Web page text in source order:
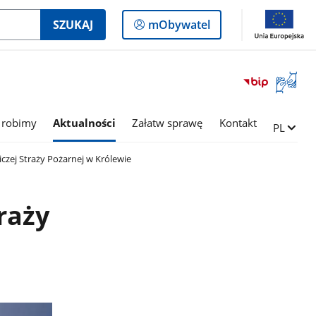
SZUKAJ
Logowanie
do
mObywatel
Otwórz
okno
języka
robimy Aktualności Załatw sprawę Kontakt Zmień
PL
Straży Pożarnej w Królewie